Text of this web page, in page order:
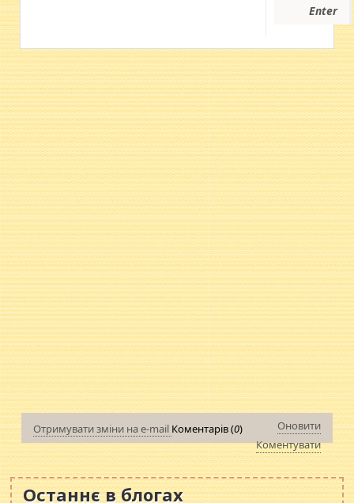
Enter
Отримувати зміни на e-mail Коментарів (0)
Оновити
Коментувати
Останнє в блогах